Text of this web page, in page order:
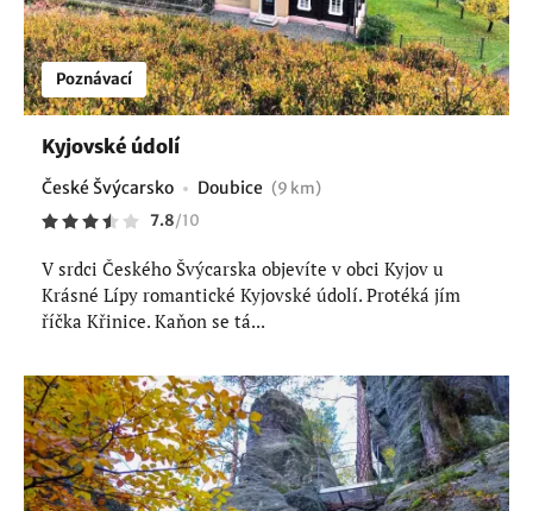
Poznávací
Kyjovské údolí
České Švýcarsko Doubice (9 km)
7.8/10
V srdci Českého Švýcarska objevíte v obci Kyjov u
Krásné Lípy romantické Kyjovské údolí. Protéká jím
říčka Křinice. Kaňon se tá...